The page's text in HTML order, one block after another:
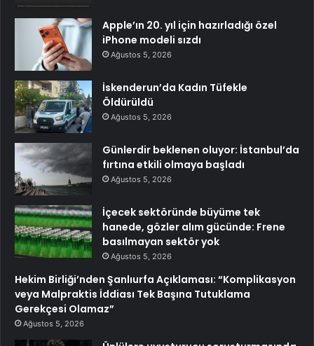
Apple’ın 20. yıl için hazırladığı özel
iPhone modeli sızdı
Ağustos 5, 2026
İskenderun’da Kadın Tüfekle
Öldürüldü
Ağustos 5, 2026
Günlerdir beklenen oluyor: İstanbul’da
fırtına etkili olmaya başladı
Ağustos 5, 2026
İçecek sektöründe büyüme tek
hanede, gözler alım gücünde: Frene
basılmayan sektör yok
Ağustos 5, 2026
Hekim Birliği’nden Şanlıurfa Açıklaması: “Komplikasyon
veya Malpraktis İddiası Tek Başına Tutuklama
Gerekçesi Olamaz”
Ağustos 5, 2026